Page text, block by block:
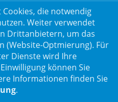
die notwendig
Weiter verwendet
Drittanbietern, um das
(Website-Optmierung). Für
Dienste wird Ihre
können Sie
Informationen finden Sie
.